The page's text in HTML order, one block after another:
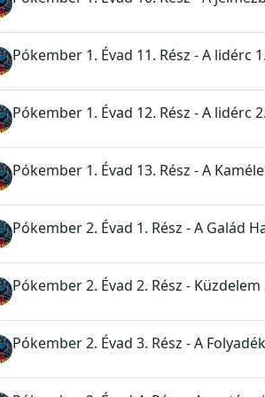
Pókember 1. Évad 11. Rész - A lidérc
Pókember 1. Évad 12. Rész - A lidérc
Pókember 1. Évad 13. Rész - A
Pókember 2. Évad 1. Rész - A Galád
Pókember 2. Évad 2. Rész -
Pókember 2. Évad 3. Rész - A